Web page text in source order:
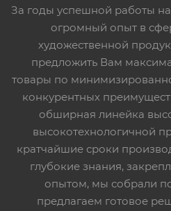
За годы успешной работы
огромный опыт в
художественной
предложить Вам
товары по
конкурентных
обширная линейка
высокотехнологичной
кратчайшие сроки
глубокие знания,
опытом, мы собрали
предлагаем готовое